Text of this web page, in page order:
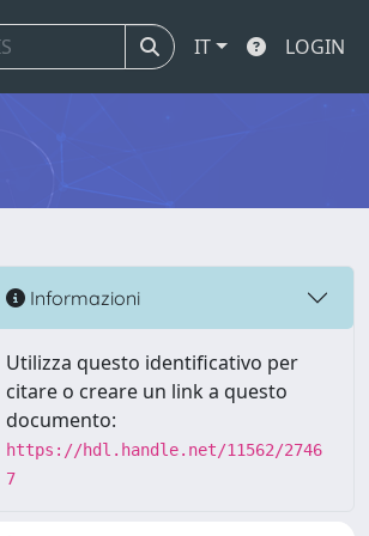
IT LOGIN
Informazioni
Utilizza questo identificativo per
citare o creare un link a questo
documento:
https://hdl.handle.net/11562/2746
7